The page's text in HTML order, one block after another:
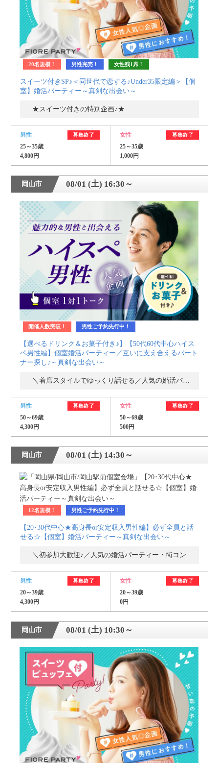
20名規模！ 男性完売！ 女性残1席！
スイーツ付きSP♪＜同世代で恋する♪Under35限定編＞【個
室】婚活パーティー～真剣な出会い～
★スイーツ付きの特別企画♪★
男性 募集終了
25～35歳
4,800円
女性 募集終了
25～35歳
1,000円
岡山市 08/01 (土) 16:30～
開催人数突破！ 男性ご予約先行中！
【選べるドリンク＆お菓子付き♪】【50代60代中心ハイス
ペ男性編】個室婚活パーティー／互いに支え合えるパート
ナー探し♪～真剣な出会い～
男性 募集終了
50～69歳
4,300円
女性 募集終了
50～69歳
500円
岡山市 08/01 (土) 14:30～
12名規模！ 男性ご予約先行中！
【20･30代中心★高身長or安定収入男性編】必ず全員と話
せる☆【個室】婚活パーティー～真剣な出会い～
＼初参加大歓迎♪／人気の婚活パーティー・街コン
男性 募集終了
20～39歳
4,300円
女性 募集終了
20～39歳
0円
岡山市 08/01 (土) 10:30～